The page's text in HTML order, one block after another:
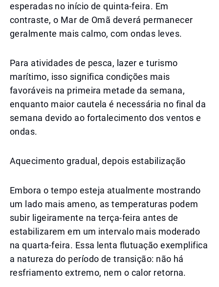
esperadas no início de quinta-feira. Em
contraste, o Mar de Omã deverá permanecer
geralmente mais calmo, com ondas leves.
Para atividades de pesca, lazer e turismo
marítimo, isso significa condições mais
favoráveis na primeira metade da semana,
enquanto maior cautela é necessária no final da
semana devido ao fortalecimento dos ventos e
ondas.
Aquecimento gradual, depois estabilização
Embora o tempo esteja atualmente mostrando
um lado mais ameno, as temperaturas podem
subir ligeiramente na terça-feira antes de
estabilizarem em um intervalo mais moderado
na quarta-feira. Essa lenta flutuação exemplifica
a natureza do período de transição: não há
resfriamento extremo, nem o calor retorna.